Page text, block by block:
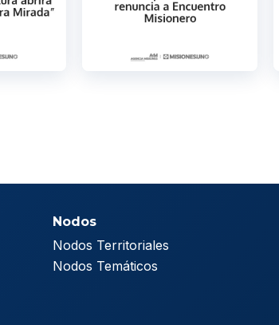
Nodos
Nodos Territoriales
Nodos Temáticos